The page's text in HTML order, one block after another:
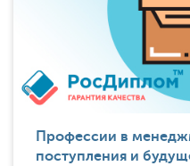
Профессии в
поступления и